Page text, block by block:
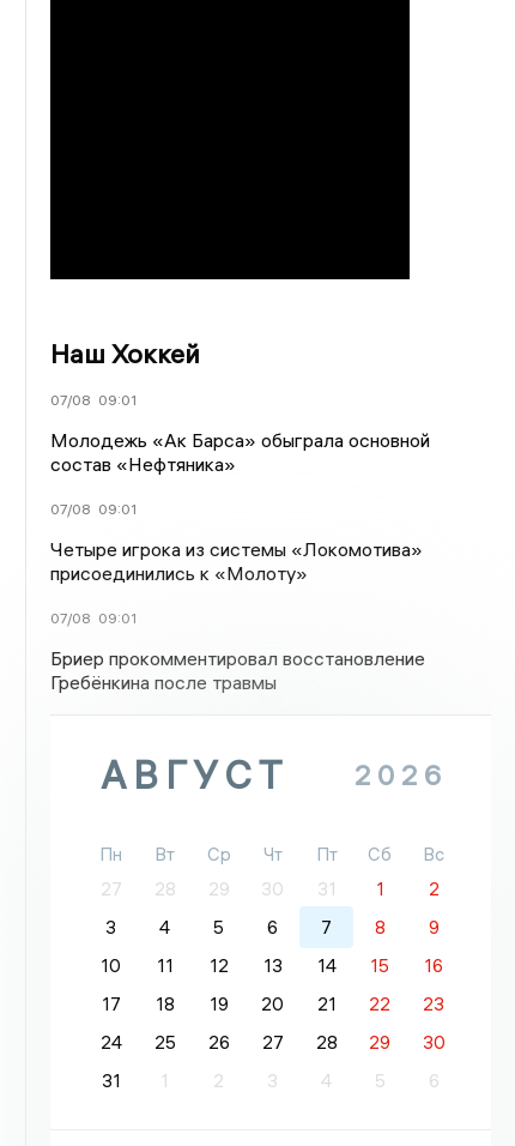
Наш Хоккей
07/08 09:01
Молодежь «Ак Барса» обыграла основной
состав «Нефтяника»
07/08 09:01
Четыре игрока из системы «Локомотива»
присоединились к «Молоту»
07/08 09:01
Бриер прокомментировал восстановление
Гребёнкина после травмы
АВГУСТ 2026
Пн Вт Ср Чт Пт Сб
Вс
27
28 29 30 31 1
2
3
4 5 6 7 8
9
10
11 12 13 14 15
16
17
18 19 20 21 22
23
24
25 26 27 28 29
30
31
1 2 3 4 5 6